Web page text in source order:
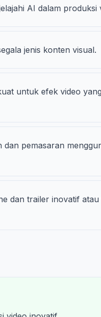
AI dalam produksi
jenis konten visual.
untuk efek video
pemasaran
dan trailer inovatif